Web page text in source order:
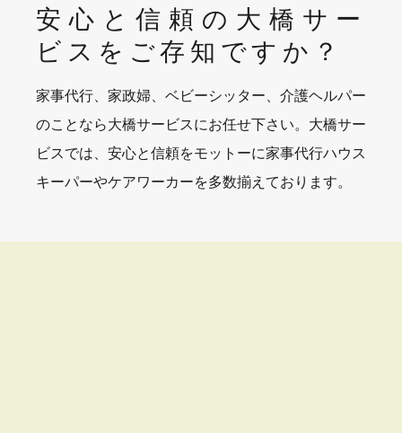
安心と信頼の大橋サー
ビスを ご存知ですか？
家事代行、家政婦、ベビーシッター、介護ヘルパー
のことなら大橋サービスにお任せ下さい。大橋サー
ビスでは、安心と信頼をモットーに家事代行ハウス
キーパーやケアワーカーを多数揃えております。